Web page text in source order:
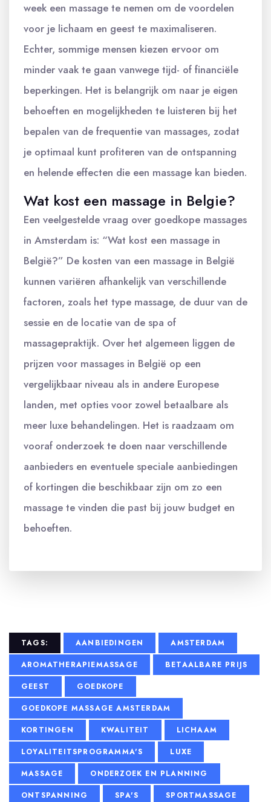
week een massage te nemen om de voordelen
voor je lichaam en geest te maximaliseren.
Echter, sommige mensen kiezen ervoor om
minder vaak te gaan vanwege tijd- of financiële
beperkingen. Het is belangrijk om naar je eigen
behoeften en mogelijkheden te luisteren bij het
bepalen van de frequentie van massages, zodat
je optimaal kunt profiteren van de ontspanning
en helende effecten die een massage kan bieden.
Wat kost een massage in Belgie?
Een veelgestelde vraag over goedkope massages
in Amsterdam is: “Wat kost een massage in
België?” De kosten van een massage in België
kunnen variëren afhankelijk van verschillende
factoren, zoals het type massage, de duur van de
sessie en de locatie van de spa of
massagepraktijk. Over het algemeen liggen de
prijzen voor massages in België op een
vergelijkbaar niveau als in andere Europese
landen, met opties voor zowel betaalbare als
meer luxe behandelingen. Het is raadzaam om
vooraf onderzoek te doen naar verschillende
aanbieders en eventuele speciale aanbiedingen
of kortingen die beschikbaar zijn om zo een
massage te vinden die past bij jouw budget en
behoeften.
TAGS: AANBIEDINGEN
AMSTERDAM
AROMATHERAPIEMASSAGE
BETAALBARE PRIJS
GEEST
GOEDKOPE
GOEDKOPE MASSAGE AMSTERDAM
KORTINGEN
KWALITEIT
LICHAAM
LOYALITEITSPROGRAMMA'S
LUXE
MASSAGE
ONDERZOEK EN PLANNING
ONTSPANNING
SPA'S
SPORTMASSAGE